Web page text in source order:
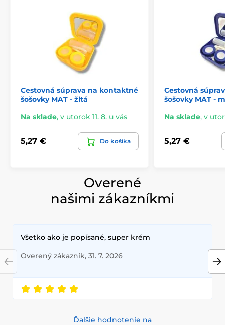
Cestovná súprava na kontaktné
šošovky MAT - žltá
Na sklade, v utorok 11. 8. u vás
5,27 € Do košíka
Cestovná
šošovky MAT -
Na sklade, v
5,27 €
Overené
našimi zákazníkmi
Všetko ako je popísané, super krém
Overený zákazník, 31. 7. 2026
Ďalšie hodnotenie na